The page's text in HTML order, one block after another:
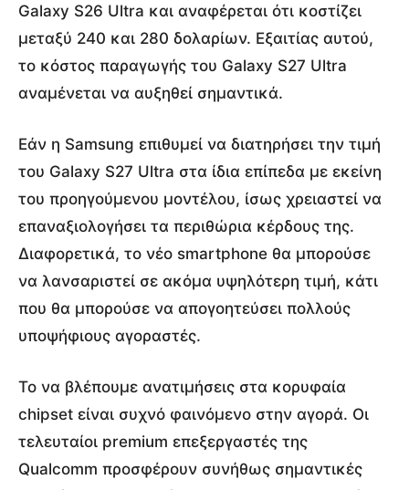
Galaxy S26 Ultra και αναφέρεται ότι κοστίζει
μεταξύ 240 και 280 δολαρίων. Εξαιτίας αυτού,
το κόστος παραγωγής του Galaxy S27 Ultra
αναμένεται να αυξηθεί σημαντικά.
Εάν η Samsung επιθυμεί να διατηρήσει την τιμή
του Galaxy S27 Ultra στα ίδια επίπεδα με εκείνη
του προηγούμενου μοντέλου, ίσως χρειαστεί να
επαναξιολογήσει τα περιθώρια κέρδους της.
Διαφορετικά, το νέο smartphone θα μπορούσε
να λανσαριστεί σε ακόμα υψηλότερη τιμή, κάτι
που θα μπορούσε να απογοητεύσει πολλούς
υποψήφιους αγοραστές.
Το να βλέπουμε ανατιμήσεις στα κορυφαία
chipset είναι συχνό φαινόμενο στην αγορά. Οι
τελευταίοι premium επεξεργαστές της
Qualcomm προσφέρουν συνήθως σημαντικές